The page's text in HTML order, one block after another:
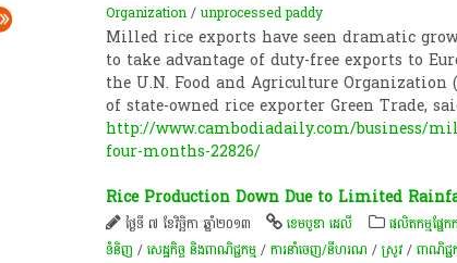
Organization/unprocessed paddy
Milled rice exports have seen dramatic
to take advantage of duty-free exports to
the U.N. Food and Agriculture
of state-owned rice exporter Green Trade,
http://www.cambodiadaily.com/business/
four-months-22826/
Rice Production Down Due to Limited
ថ្ងៃទី ៧ ខែវិច្ឆិកា ឆ្នាំ២០១៣ ខេមបូឌា ដេលី ផលិតកម្ម​ផ្នែ
ទំនិញ /សេដ្ឋកិច្ច និងពាណិជ្ជកម្ម/ការនាំចេញ/នីហរណ /​ស្រូវ​/ពាណិជ្ជ